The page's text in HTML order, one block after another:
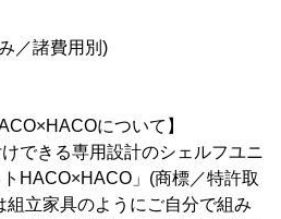
／諸費用別)
について】
できる専用設計のシェルフユニ
HACO×HACO」(商標／特許取
立家具のようにご自分で組み